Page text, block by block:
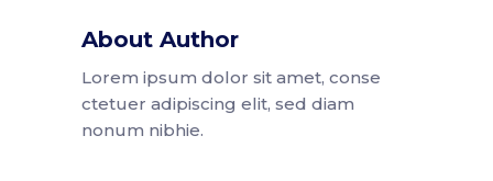
About Author
Lorem ipsum dolor sit amet, conse
ctetuer adipiscing elit, sed diam
nonum nibhie.